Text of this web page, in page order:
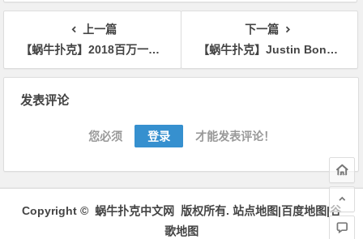
上一篇
【蜗牛扑克】2018百万一滴水：Bonomo、Holz领跑全局
下一篇
【蜗牛扑克】Justin Bonomo坐实2018“天选之人”，夺冠一滴水，斩获千万奖金！
发表评论
您必须 登录 才能发表评论！
Copyright © 蜗牛扑克中文网 版权所有. 站点地图|百度地图|谷
歌地图